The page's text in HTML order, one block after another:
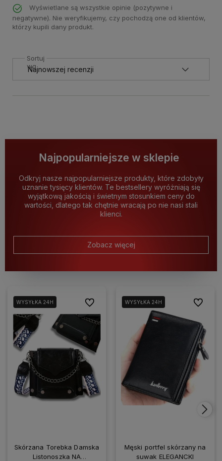
Wyświetlane są wszystkie opinie (pozytywne i
negatywne). Nie weryfikujemy, czy pochodzą one od klientów,
którzy kupili dany produkt.
Sortuj
wg
Najpopularniejsze w sklepie
Odkryj nasze najpopularniejsze produkty, które zdobyły
uznanie tysięcy klientów. Te bestsellery wyróżniają się
wyjątkową jakością i świetnym stosunkiem ceny do
wartości, dlatego tak chętnie wracają po nie nasi stali
klienci.
Zobacz więcej
WYSYŁKA 24H
Skórzana Torebka Damska
Listonoszka NA
Do ulubionychWYSYŁKA 24H
Męski portfel skórzany na
suwak ELEGANCKI
Do